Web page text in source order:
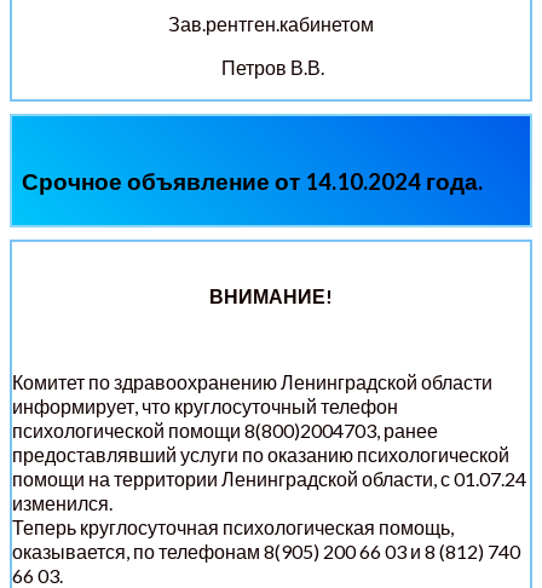
Зав.рентген.кабинетом
Петров В.В.
Срочное объявление от 14.10.2024 года.
ВНИМАНИЕ!
Комитет по здравоохранению Ленинградской области
информирует, что круглосуточный телефон
психологической помощи 8(800)2004703, ранее
предоставлявший услуги по оказанию психологической
помощи на территории Ленинградской области, с 01.07.24
изменился.
Теперь круглосуточная психологическая помощь,
оказывается, по телефонам 8(905) 200 66 03 и 8 (812) 740
66 03.